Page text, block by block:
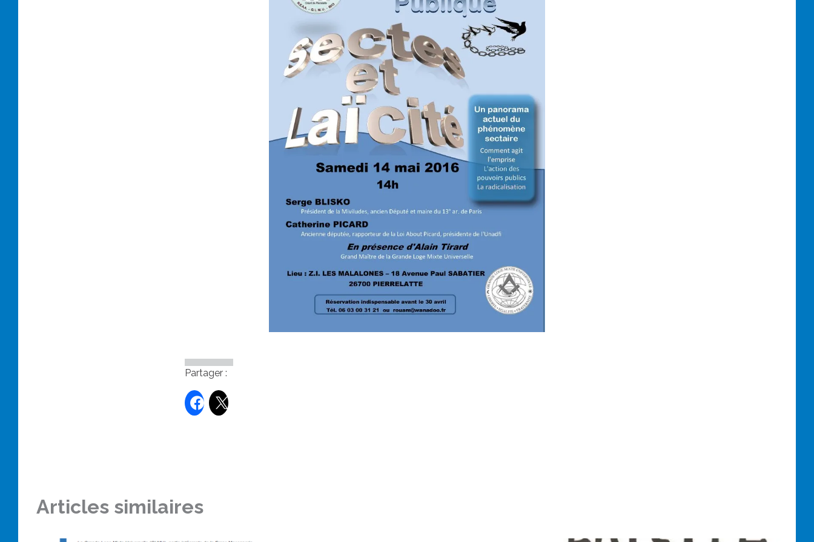
Partager :
Articles similaires